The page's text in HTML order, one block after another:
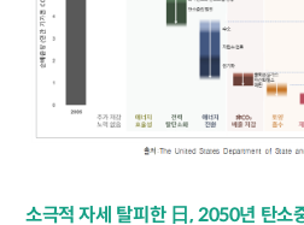
소극적 자세 탈피한 日, 2050년 탄소